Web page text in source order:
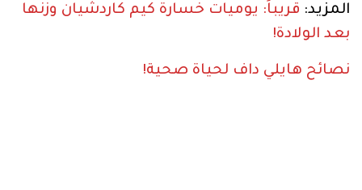
المزيد: قريباً: يوميات خسارة كيم كاردشيان وزنها
بعد الولادة!
نصائح هايلي داف لحياة صحية!